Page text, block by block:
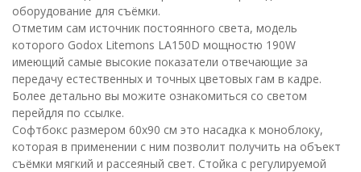
оборудование для съёмки.
Отметим сам источник постоянного света, модель
которого Godox Litemons LA150D мощностю 190W
имеющий самые высокие показатели отвечающие за
передачу естественных и точных цветовых гам в кадре.
Более детально вы можите ознакомиться со светом
перейдля по ссылке.
Софтбокс размером 60х90 см это насадка к моноблоку,
которая в применении с ним позволит получить на объект
съёмки мягкий и рассеяный свет. Стойка с регулируемой